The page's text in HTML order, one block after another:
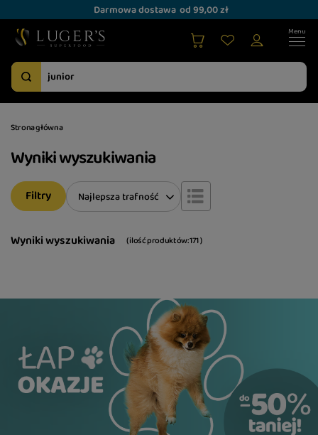
Darmowa dostawa od 99,00 zł
Strona główna
Wyniki wyszukiwania
Wyniki wyszukiwania ( ilość produktów:171)
Zmień sortowanie
Najlepsza trafność
Filtry